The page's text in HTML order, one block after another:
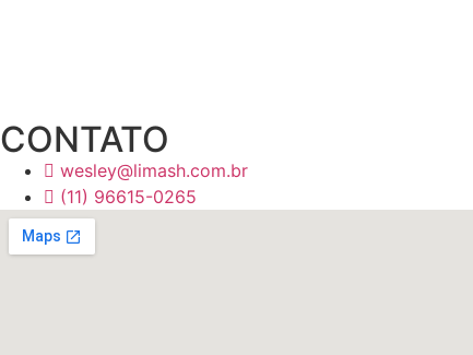
CONTATO
wesley@limash.com.br
(11) 96615-0265